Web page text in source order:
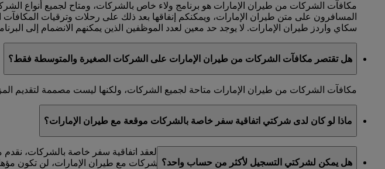
مكافآت الشركات من طيران الإمارات هو برنامج ولاء خاص بالشركات، ومتاح لجميع
المسافرون على متن طيران الإمارات، ويمكنكم إنفاقها بعد ذلك على رحلات وترقيات
سكاي واردز طيران الإمارات. لا يوجد حد معين لعدد الموظفين الذين يمكنهم الانضمام إلى
هل تقتصر مكافآت الشركات من طيران الإمارات على الشركات الصغيرة والمتوسطة فقط؟
مكافآت الشركات من طيران الإمارات متاحة لجميع الشركات، ولكنها ليست مصممة لتقديم
ماذا لو كان لدى شركتي اتفاقية سفر خاصة بالشركات موقعة مع طيران الإمارات؟
إذا كان عدد رحلات السفر التي تجريها شركتكم تؤهلها لعقد اتفاقية سفر خاصة بالشركات،
كانت الشركة قد أبرمت بالفعل اتفاقية سفر خاصة بالشركات مع طيران الإمارات، لن تكون
هل يمكن لشركتي التسجيل لأكثر من حساب واحد؟